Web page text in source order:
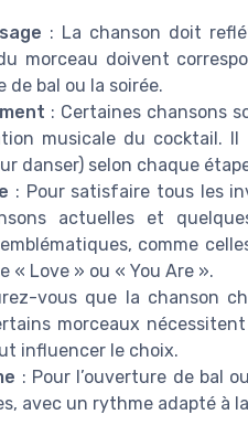
: La chanson doit
morceau doivent
de bal ou la soirée.
: Certaines chansons
musicale du cocktail.
danser) selon chaque
: Pour satisfaire tous les
actuelles et
comme
« Love » ou « You Are ».
vous que la chanson
morceaux
influencer le choix.
: Pour l’ouverture de bal
avec un rythme adapté à